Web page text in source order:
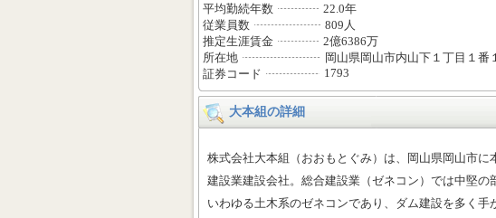
平均勤続年数
22.0年
従業員数
809人
推定生涯賃金
2億6386万
所在地
岡山県岡山市内山下１丁目１番
証券コード
1793
大本組の詳細
株式会社大本組（おおもとぐみ）は、岡山県岡山市に
建設業建設会社。総合建設業（ゼネコン）では中堅の
いわゆる土木系のゼネコンであり、ダム建設を多く手